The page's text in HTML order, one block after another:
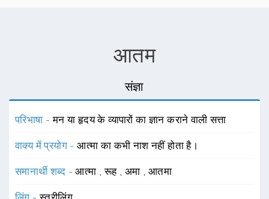
आतम
संज्ञा
परिभाषा -मन या हृदय के व्यापारों का ज्ञान कराने वाली सत्ता
वाक्य में प्रयोग -आत्मा का कभी नाश नहीं होता है।
समानार्थी शब्द -आत्मा ,रूह , अमा , आतमा